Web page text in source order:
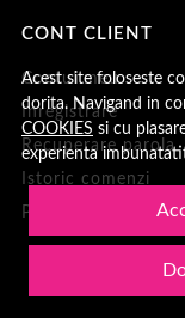
Acest site foloseste
dorita. Navigand in
COOKIES si cu
experienta
CONT CLIENT
Contul meu
Inregistrare
Recuperare parola
Istoric comenzi
Produse favorite